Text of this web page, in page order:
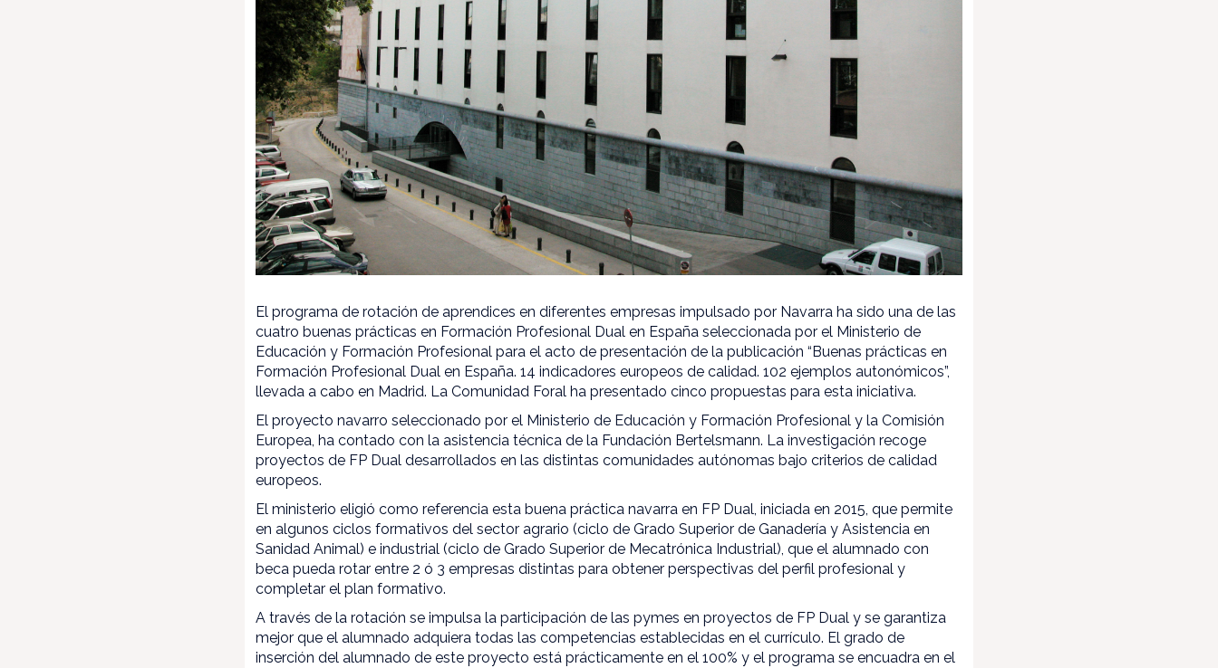
El programa de rotación de aprendices en diferentes empresas impulsado por Navarra ha sido una de las
cuatro buenas prácticas en Formación Profesional Dual en España seleccionada por el Ministerio de
Educación y Formación Profesional para el acto de presentación de la publicación “Buenas prácticas en
Formación Profesional Dual en España. 14 indicadores europeos de calidad. 102 ejemplos autonómicos”,
llevada a cabo en Madrid. La Comunidad Foral ha presentado cinco propuestas para esta iniciativa.
El proyecto navarro seleccionado por el Ministerio de Educación y Formación Profesional y la Comisión
Europea, ha contado con la asistencia técnica de la Fundación Bertelsmann. La investigación recoge
proyectos de FP Dual desarrollados en las distintas comunidades autónomas bajo criterios de calidad
europeos.
El ministerio eligió como referencia esta buena práctica navarra en FP Dual, iniciada en 2015, que permite
en algunos ciclos formativos del sector agrario (ciclo de Grado Superior de Ganadería y Asistencia en
Sanidad Animal) e industrial (ciclo de Grado Superior de Mecatrónica Industrial), que el alumnado con
beca pueda rotar entre 2 ó 3 empresas distintas para obtener perspectivas del perfil profesional y
completar el plan formativo.
A través de la rotación se impulsa la participación de las pymes en proyectos de FP Dual y se garantiza
mejor que el alumnado adquiera todas las competencias establecidas en el currículo. El grado de
inserción del alumnado de este proyecto está prácticamente en el 100% y el programa se encuadra en el